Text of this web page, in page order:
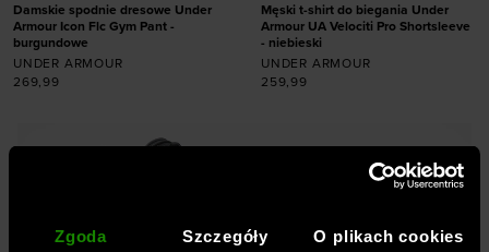
Zgoda Szczegóły O plikach cookies
Dodaj produkt w
Damskie spodnie dresowe Under
Armour Icon Flc Gym Pant -
burgundowe
UNDER ARMOUR
269,99
Dodaj produkt w
rozmiarze
Męski t-shirt do biegania Under
Armour UA Velociti Pro Shortsleeve
- niebieski
UNDER ARMOUR
259,99